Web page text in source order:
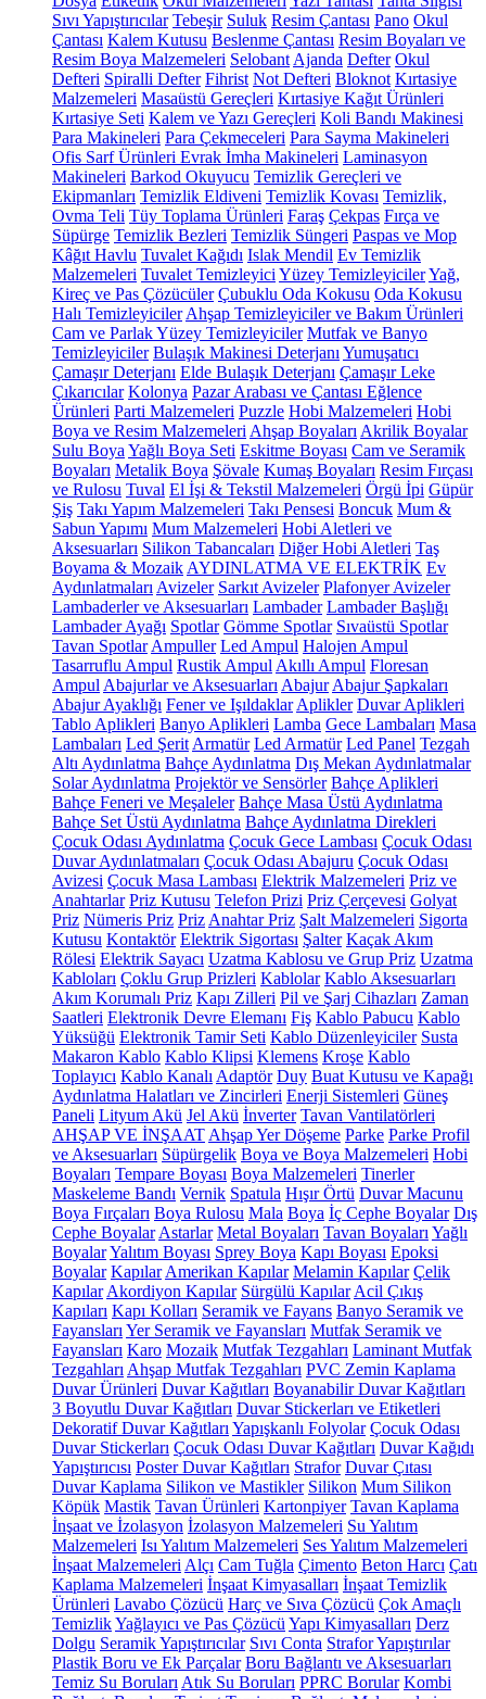
Sıvı Yapıştırıcılar Tebeşir Suluk Resim Çantası Pano Okul
Çantası Kalem Kutusu Beslenme Çantası Resim Boyaları ve
Resim Boya Malzemeleri Selobant Ajanda Defter Okul
Defteri Spiralli Defter Fihrist Not Defteri Bloknot Kırtasiye
Malzemeleri Masaüstü Gereçleri Kırtasiye Kağıt Ürünleri
Kırtasiye Seti Kalem ve Yazı Gereçleri Koli Bandı Makinesi
Para Makineleri Para Çekmeceleri Para Sayma Makineleri
Ofis Sarf Ürünleri Evrak İmha Makineleri Laminasyon
Makineleri Barkod Okuyucu Temizlik Gereçleri ve
Ekipmanları Temizlik Eldiveni Temizlik Kovası Temizlik,
Ovma Teli Tüy Toplama Ürünleri Faraş Çekpas Fırça ve
Süpürge Temizlik Bezleri Temizlik Süngeri Paspas ve Mop
Kâğıt Havlu Tuvalet Kağıdı Islak Mendil Ev Temizlik
Malzemeleri Tuvalet Temizleyici Yüzey TemizleyicilerYağ,
Kireç ve Pas Çözücüler Çubuklu Oda Kokusu Oda Kokusu
Halı Temizleyiciler Ahşap Temizleyiciler ve Bakım Ürünleri
Cam ve Parlak Yüzey Temizleyiciler Mutfak ve Banyo
Temizleyiciler Bulaşık Makinesi Deterjanı Yumuşatıcı
Çamaşır Deterjanı Elde Bulaşık Deterjanı Çamaşır Leke
Çıkarıcılar Kolonya Pazar Arabası ve Çantası Eğlence
Ürünleri Parti Malzemeleri Puzzle Hobi Malzemeleri Hobi
Boya ve Resim Malzemeleri Ahşap Boyaları Akrilik Boyalar
Sulu Boya Yağlı Boya Seti Eskitme Boyası Cam ve Seramik
Boyaları Metalik Boya Şövale Kumaş Boyaları Resim Fırçası
ve Rulosu Tuval El İşi & Tekstil Malzemeleri Örgü İpi Güpür
Şiş Takı Yapım Malzemeleri Takı Pensesi Boncuk Mum &
Sabun Yapımı Mum Malzemeleri Hobi Aletleri ve
Aksesuarları Silikon Tabancaları Diğer Hobi Aletleri Taş
Boyama & Mozaik AYDINLATMA VE ELEKTRİK Ev
Aydınlatmaları Avizeler Sarkıt Avizeler Plafonyer Avizeler
Lambaderler ve Aksesuarları Lambader Lambader Başlığı
Lambader Ayağı Spotlar Gömme Spotlar Sıvaüstü Spotlar
Tavan Spotlar Ampuller Led Ampul Halojen Ampul
Tasarruflu Ampul Rustik Ampul Akıllı Ampul Floresan
Ampul Abajurlar ve Aksesuarları Abajur Abajur Şapkaları
Abajur Ayaklığı Fener ve Işıldaklar Aplikler Duvar Aplikleri
Tablo Aplikleri Banyo Aplikleri Lamba Gece Lambaları Masa
Lambaları Led Şerit Armatür Led Armatür Led Panel Tezgah
Altı Aydınlatma Bahçe Aydınlatma Dış Mekan Aydınlatmalar
Solar Aydınlatma Projektör ve Sensörler Bahçe Aplikleri
Bahçe Feneri ve Meşaleler Bahçe Masa Üstü Aydınlatma
Bahçe Set Üstü Aydınlatma Bahçe Aydınlatma Direkleri
Çocuk Odası Aydınlatma Çocuk Gece Lambası Çocuk Odası
Duvar Aydınlatmaları Çocuk Odası Abajuru Çocuk Odası
Avizesi Çocuk Masa Lambası Elektrik Malzemeleri Priz ve
Anahtarlar Priz Kutusu Telefon Prizi Priz Çerçevesi Golyat
Priz Nümeris Priz Priz Anahtar Priz Şalt Malzemeleri Sigorta
Kutusu Kontaktör Elektrik Sigortası Şalter Kaçak Akım
Rölesi Elektrik Sayacı Uzatma Kablosu ve Grup Priz Uzatma
Kabloları Çoklu Grup Prizleri Kablolar Kablo Aksesuarları
Akım Korumalı Priz Kapı Zilleri Pil ve Şarj Cihazları Zaman
Saatleri Elektronik Devre Elemanı Fiş Kablo Pabucu Kablo
Yüksüğü Elektronik Tamir Seti Kablo Düzenleyiciler Susta
Makaron Kablo Kablo Klipsi Klemens Kroşe Kablo
Toplayıcı Kablo Kanalı Adaptör Duy Buat Kutusu ve Kapağı
Aydınlatma Halatları ve Zincirleri Enerji Sistemleri Güneş
Paneli Lityum Akü Jel Akü İnverter Tavan Vantilatörleri
AHŞAP VE İNŞAAT Ahşap Yer Döşeme Parke Parke Profil
ve Aksesuarları Süpürgelik Boya ve Boya Malzemeleri Hobi
Boyaları Tempare Boyası Boya Malzemeleri Tinerler
Maskeleme Bandı Vernik Spatula Hışır Örtü Duvar Macunu
Boya Fırçaları Boya Rulosu Mala Boya İç Cephe Boyalar Dış
Cephe Boyalar Astarlar Metal Boyaları Tavan Boyaları Yağlı
BoyalarYalıtım Boyası Sprey Boya Kapı Boyası Epoksi
Boyalar Kapılar Amerikan Kapılar Melamin Kapılar Çelik
Kapılar Akordiyon Kapılar Sürgülü Kapılar Acil Çıkış
Kapıları Kapı Kolları Seramik ve Fayans Banyo Seramik ve
Fayansları Yer Seramik ve Fayansları Mutfak Seramik ve
Fayansları Karo Mozaik Mutfak Tezgahları Laminant Mutfak
Tezgahları Ahşap Mutfak Tezgahları PVC Zemin Kaplama
Duvar Ürünleri Duvar Kağıtları Boyanabilir Duvar Kağıtları
3 Boyutlu Duvar Kağıtları Duvar Stickerları ve Etiketleri
Dekoratif Duvar Kağıtları Yapışkanlı Folyolar Çocuk Odası
Duvar Stickerları Çocuk Odası Duvar Kağıtları Duvar Kağıdı
Yapıştırıcısı Poster Duvar Kağıtları Strafor Duvar Çıtası
Duvar Kaplama Silikon ve Mastikler Silikon Mum Silikon
Köpük Mastik Tavan Ürünleri Kartonpiyer Tavan Kaplama
İnşaat ve İzolasyon İzolasyon Malzemeleri Su Yalıtım
Malzemeleri Isı Yalıtım Malzemeleri Ses Yalıtım Malzemeleri
İnşaat Malzemeleri Alçı Cam Tuğla Çimento Beton Harcı Çatı
Kaplama Malzemeleri İnşaat Kimyasalları İnşaat Temizlik
Ürünleri Lavabo Çözücü Harç ve Sıva Çözücü Çok Amaçlı
TemizlikYağlayıcı ve Pas Çözücü Yapı Kimyasalları Derz
Dolgu Seramik Yapıştırıcılar Sıvı Conta Strafor Yapıştırılar
Plastik Boru ve Ek Parçalar Boru Bağlantı ve Aksesuarları
Temiz Su Boruları Atık Su Boruları PPRC Borular Kombi